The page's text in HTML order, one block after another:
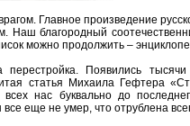
Главное произведение
благородный
можно продолжить –
перестройка. Появились
статья Михаила Гефтера
нас буквально до
еще не умер, что отрублена